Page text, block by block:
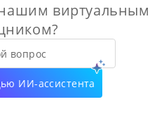
виртуальным
вопрос
ИИ-ассистента